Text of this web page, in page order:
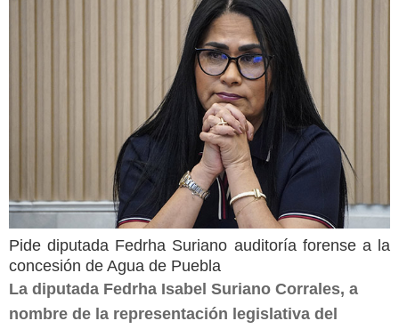
Pide diputada Fedrha Suriano auditoría forense a la
concesión de Agua de Puebla
La diputada Fedrha Isabel Suriano Corrales, a
nombre de la representación legislativa del